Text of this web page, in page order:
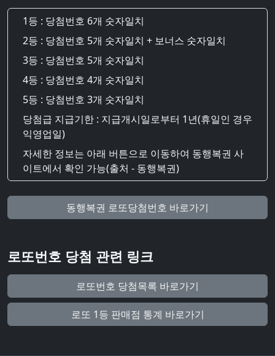
1등 : 당첨번호 6개 숫자일치
2등 : 당첨번호 5개 숫자일치 + 보너스 숫자일치
3등 : 당첨번호 5개 숫자일치
4등 : 당첨번호 4개 숫자일치
5등 : 당첨번호 3개 숫자일치
당첨급 지급기한 : 지급개시일로부터 1년(휴일인 경우
익영업일)
자세한 정보는 아래 버튼으로 이동하여 동행복권 사
이트에서 확인 가능(출처 - 동행복권)
동행복권 로또당첨번호 바로가기
로또번호 당첨 관련 링크
로또번호 당첨목록 바로가기
로또 1등 판매점 통계 바로가기